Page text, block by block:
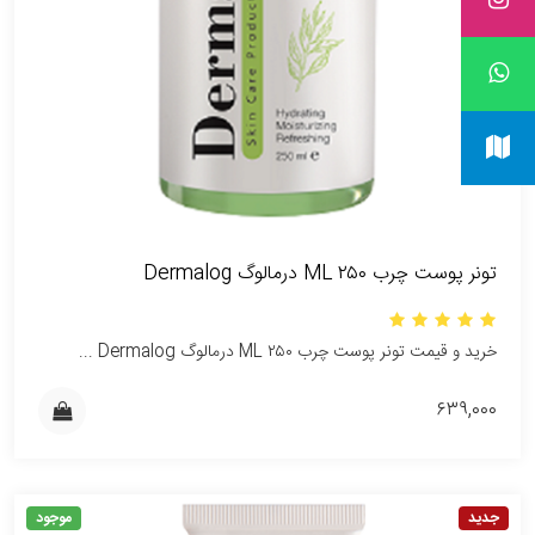
تونر پوست چرب ۲۵۰ ML درمالوگ Dermalog
خرید و قیمت تونر پوست چرب ۲۵۰ ML درمالوگ Dermalog ...
۶۳۹,۰۰۰
جدید موجود